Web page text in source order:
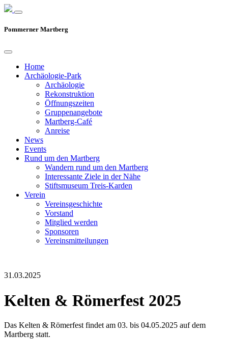
Pommerner Martberg
Home
Archäologie-Park
Archäologie
Rekonstruktion
Öffnungszeiten
Gruppenangebote
Martberg-Café
Anreise
News
Events
Rund um den Martberg
Wandern rund um den Martberg
Interessante Ziele in der Nähe
Stiftsmuseum Treis-Karden
Verein
Vereinsgeschichte
Vorstand
Mitglied werden
Sponsoren
Vereinsmitteilungen
31.03.2025
Kelten & Römerfest 2025
Das Kelten & Römerfest findet am 03. bis 04.05.2025 auf dem
Martberg statt.